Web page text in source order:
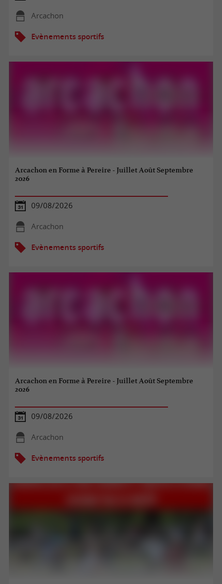
Arcachon
Evènements sportifs
Arcachon en Forme à Pereire - Juillet Août Septembre
2026
09/08/2026
Arcachon
Evènements sportifs
Arcachon en Forme à Pereire - Juillet Août Septembre
2026
09/08/2026
Arcachon
Evènements sportifs